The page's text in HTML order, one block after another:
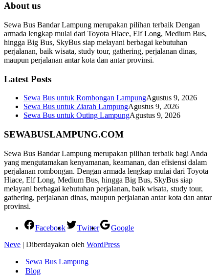
About us
Sewa Bus Bandar Lampung merupakan pilihan terbaik Dengan
armada lengkap mulai dari Toyota Hiace, Elf Long, Medium Bus,
hingga Big Bus, SkyBus siap melayani berbagai kebutuhan
perjalanan, baik wisata, study tour, gathering, perjalanan dinas,
maupun perjalanan antar kota dan antar provinsi.
Latest Posts
Sewa Bus untuk Rombongan LampungAgustus 9, 2026
Sewa Bus untuk Ziarah LampungAgustus 9, 2026
Sewa Bus untuk Outing LampungAgustus 9, 2026
SEWABUSLAMPUNG.COM
Sewa Bus Bandar Lampung merupakan pilihan terbaik bagi Anda
yang mengutamakan kenyamanan, keamanan, dan efisiensi dalam
perjalanan rombongan. Dengan armada lengkap mulai dari Toyota
Hiace, Elf Long, Medium Bus, hingga Big Bus, SkyBus siap
melayani berbagai kebutuhan perjalanan, baik wisata, study tour,
gathering, perjalanan dinas, maupun perjalanan antar kota dan antar
provinsi.
Facebook Twitter
Google
Neve | Diberdayakan oleh WordPress
Sewa Bus Lampung
Blog